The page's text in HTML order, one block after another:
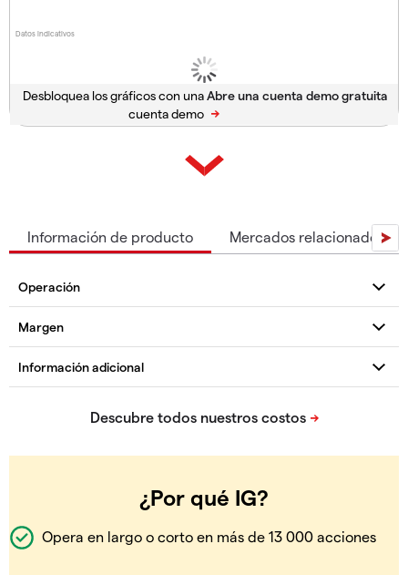
Datos indicativos
Desbloquea los gráficos con una
cuenta demo
Información de producto Mercados relacionados
¿Por qué IG?
Opera en largo o corto en más de 13 000 acciones